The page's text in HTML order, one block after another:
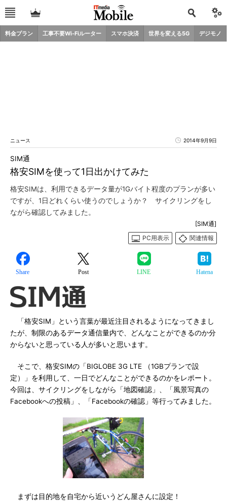
料金プラン 工事不要Wi-Fiルーター スマホ決済 世界を変える5G デジモノ
ニュース 2014年9月9日
格安SIMを使って1日出かけてみた
SIM通
格安SIMは、利用できるデータ量が1Gバイト程度のプランが多い
ですが、1日どれくらい使うのでしょうか？ サイクリングをし
ながら確認してみました。
[SIM通]
PC用表示
関連情報
Share Post LINE Hatena
「格安SIM」という言葉が最近注目されるようになってきまし
たが、制限のあるデータ通信量内で、どんなことができるのか分
からないと思っている人が多いと思います。
そこで、格安SIMの「BIGLOBE 3G LTE （1GBプランで設
定）」を利用して、一日でどんなことができるのかをレポート。
今回は、サイクリングをしながら「地図確認」、「風景写真の
Facebookへの投稿」、「Facebookの確認」等行ってみました。
まずは目的地を自宅から近いうどん屋さんに設定！